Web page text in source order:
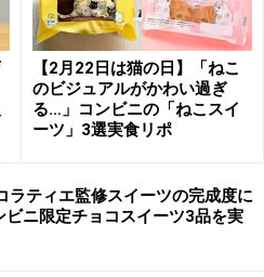
【2月22日は猫の日】「ねこ
のビジュアルがかわい過ぎ
る…」コンビニの「ねこスイ
ーツ」3選実食リポ
ラティエ監修スイーツの完成度に
ニ限定チョコスイーツ3品を実